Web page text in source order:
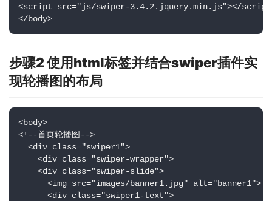
<script src="js/swiper-3.4.2.jquery.min.js"></
</body>
步骤2 使用html标签并结合swiper插件实
现轮播图的布局
<body>
<!--首页轮播图-->
<div class="swiper1">
<div class="swiper-wrapper">
<div class="swiper-slide">
<img src="images/banner1.jpg" alt="banner1">
<div class="swiper1-text">